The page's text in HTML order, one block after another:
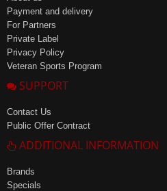
Payment and delivery
For Partners
Private Label
Privacy Policy
Veteran Sports Program
SUPPORT
Contact Us
Public Offer Contract
ADDITIONAL INFORMATION
Brands
Specials